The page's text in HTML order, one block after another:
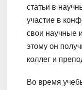
статьи в
участие в
свои научные
этому он
коллег и
Во время